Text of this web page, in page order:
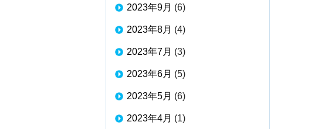
2023年9月 (6)
2023年8月 (4)
2023年7月 (3)
2023年6月 (5)
2023年5月 (6)
2023年4月 (1)